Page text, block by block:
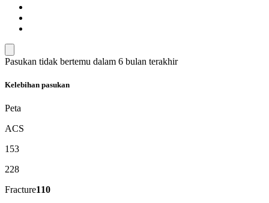
Pasukan tidak bertemu dalam 6 bulan terakhir
Kelebihan pasukan
Peta
ACS
153
228
Fracture110